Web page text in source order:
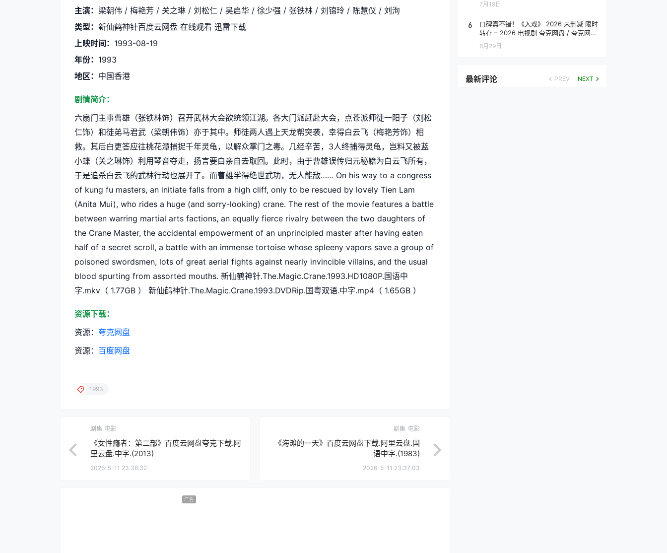
主演： 梁朝伟 / 梅艳芳 / 关之琳 / 刘松仁 / 吴启华 / 徐少强 / 张铁林 / 刘锦玲 / 陈慧仪 / 刘洵
类型： 新仙鹤神针百度云网盘 在线观看 迅雷下载
上映时间： 1993-08-19
年份： 1993
地区： 中国香港
剧情简介：
六扇门主事曹雄（张铁林饰）召开武林大会欲统领江湖。各大门派赶赴大会，点苍派师徒一阳子（刘松
仁饰）和徒弟马君武（梁朝伟饰）亦于其中。师徒两人遇上天龙帮突袭，幸得白云飞（梅艳芳饰）相
救。其后白更答应往桃花潭捕捉千年灵龟，以解众掌门之毒。几经辛苦，3人终捕得灵龟，岂料又被蓝
小蝶（关之琳饰）利用琴音夺走，扬言要白亲自去取回。此时，由于曹雄误传归元秘籍为白云飞所有，
于是追杀白云飞的武林行动也展开了。而曹雄学得绝世武功，无人能敌…… On his way to a congress
of kung fu masters, an initiate falls from a high cliff, only to be rescued by lovely Tien Lam
(Anita Mui), who rides a huge (and sorry-looking) crane. The rest of the movie features a battle
between warring martial arts factions, an equally fierce rivalry between the two daughters of
the Crane Master, the accidental empowerment of an unprincipled master after having eaten
half of a secret scroll, a battle with an immense tortoise whose spleeny vapors save a group of
poisoned swordsmen, lots of great aerial fights against nearly invincible villains, and the usual
blood spurting from assorted mouths. 新仙鹤神针.The.Magic.Crane.1993.HD1080P.国语中
字.mkv（ 1.77GB ） 新仙鹤神针.The.Magic.Crane.1993.DVDRip.国粤双语.中字.mp4（ 1.65GB ）
资源下载：
资源： 夸克网盘
资源： 百度网盘
1993
剧集 电影
《女性瘾者：第二部》百度云网盘夸克下载.阿
里云盘.中字.(2013)
2026-5-11 23:36:32
剧集 电影
《海滩的一天》百度云网盘下载.阿里云盘.国
语中字.(1983)
2026-5-11 23:37:03
广告
7月19日
6
口碑真不错！《入戏》 2026 未删减 限时
转存 – 2026 电视剧 夸克网盘 / 夸克网盘
高清转存
6月29日
最新评论 PREV NEXT